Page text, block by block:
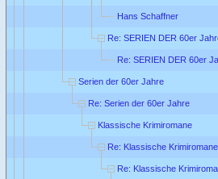
Hans Schaffner
Re: SERIEN DER 60er
Re: SERIEN DER 60er
Serien der 60er Jahre
Re: Serien der 60er Jahre
Klassische Krimiromane
Re: Klassische Krimiromane
Re: Klassische